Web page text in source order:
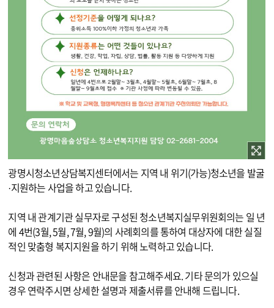
이미지 확대보기
광명시청소년상담복지센터에서는 지역 내 위기(가능)청소년을 발굴
·지원하는 사업을 하고 있습니다.
지역 내 관계기관 실무자로 구성된 청소년복지실무위원회의는 일 년
에 4번(3월, 5월, 7월, 9월)의 사례회의를 통하여 대상자에 대한 실질
적인 맞춤형 복지지원을 하기 위해 노력하고 있습니다.
신청과 관련된 사항은 안내문을 참고해주세요. 기타 문의가 있으실
경우 연락주시면 상세한 설명과 제출서류를 안내해 드립니다.